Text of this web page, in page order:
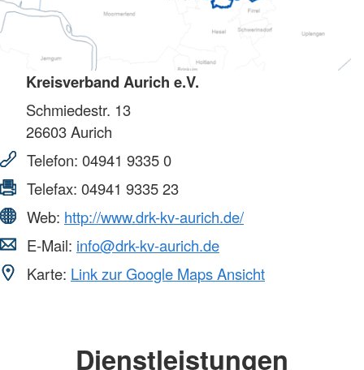
Kreisverband Aurich e.V.
Schmiedestr. 13
26603Aurich
Telefon: 04941 9335 0
Telefax: 04941 9335 23
Web: http://www.drk-kv-aurich.de/
E-Mail: info@drk-kv-aurich.de
Karte: Link zur Google Maps Ansicht
Dienstleistungen